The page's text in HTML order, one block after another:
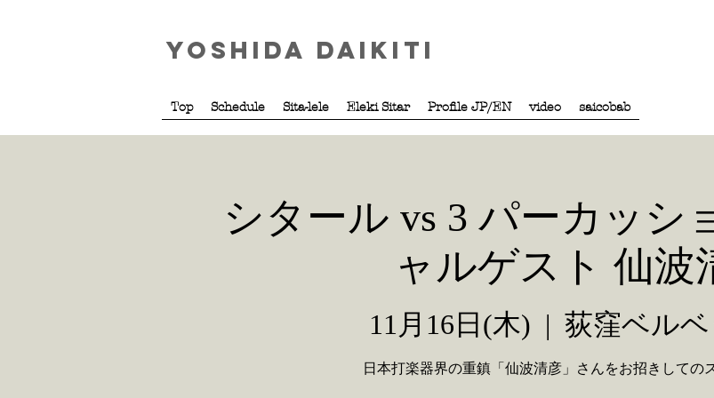
Yoshida Daikiti
Top Schedule Sita-lele Eleki Sitar Profile JP/EN video saicobab
シタール vs 3 パーカッシ
ャルゲスト 仙波
11月16日(木)
  |
荻窪ベル
日本打楽器界の重鎮「仙波清彦」さんをお招きしての